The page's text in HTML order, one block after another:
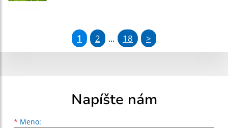
1 2 ... 18 >
Napíšte nám
* Meno:
Meno
Priezvisko
E-mailová adresa